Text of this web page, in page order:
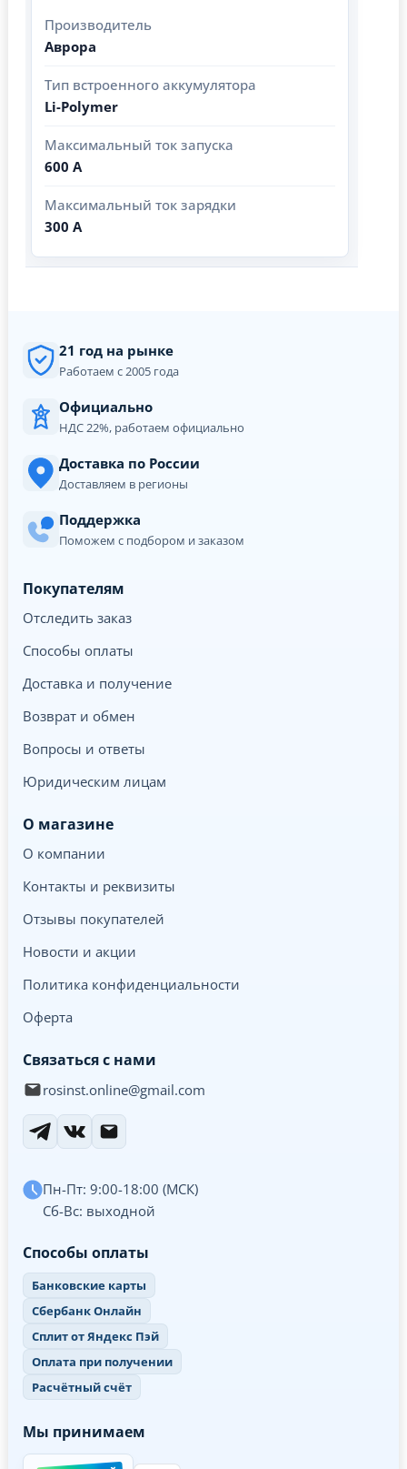
Производитель
Аврора
Тип встроенного аккумулятора
Li-Polymer
Максимальный ток запуска
600 А
Максимальный ток зарядки
300 А
21 год на рынке
Работаем с 2005 года
Официально
НДС 22%, работаем официально
Доставка по России
Доставляем в регионы
Поддержка
Поможем с подбором и заказом
Покупателям
Отследить заказ
Способы оплаты
Доставка и получение
Возврат и обмен
Вопросы и ответы
Юридическим лицам
О магазине
О компании
Контакты и реквизиты
Отзывы покупателей
Новости и акции
Политика конфиденциальности
Оферта
Связаться с нами
rosinst.online@gmail.com
Пн-Пт: 9:00-18:00 (МСК)
Сб-Вс: выходной
Способы оплаты
Банковские карты
Сбербанк Онлайн
Сплит от Яндекс Пэй
Оплата при получении
Расчётный счёт
Мы принимаем